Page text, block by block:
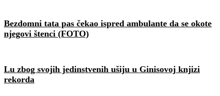
Bezdomni tata pas čekao ispred ambulante da se okote
njegovi štenci (FOTO)
Lu zbog svojih jedinstvenih ušiju u Ginisovoj knjizi
rekorda